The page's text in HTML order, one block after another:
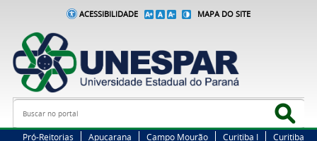
ACESSIBILIDADE MAPA DO SITE
Busca
Pró-Reitorias Apucarana Campo Mourão Curitiba I
Curitiba